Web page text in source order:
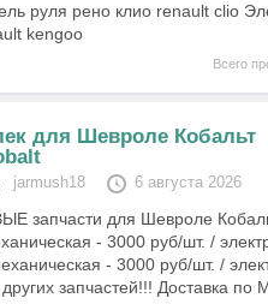
руля рено клио renault clio
kengoo
Всего
для Шевроле Кобальт
jarmush18 6 августа 2026
запчасти для Шевроле
- 3000 руб/шт. /
- 3000 руб/шт. /
запчастей!!! Доставка